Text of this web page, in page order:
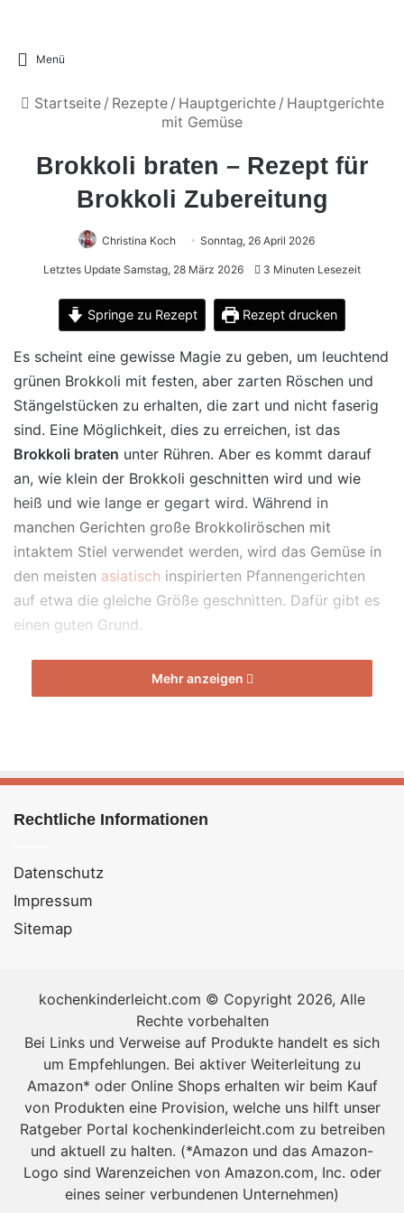
Menü
Startseite / Rezepte / Hauptgerichte / Hauptgerichte
mit Gemüse
Brokkoli braten – Rezept für
Brokkoli Zubereitung
Christina Koch Sonntag, 26 April 2026
Letztes Update Samstag, 28 März 2026 3 Minuten Lesezeit
Springe zu Rezept Rezept drucken
Es scheint eine gewisse Magie zu geben, um leuchtend
grünen Brokkoli mit festen, aber zarten Röschen und
Stängelstücken zu erhalten, die zart und nicht faserig
sind. Eine Möglichkeit, dies zu erreichen, ist das
Brokkoli braten unter Rühren. Aber es kommt darauf
an, wie klein der Brokkoli geschnitten wird und wie
heiß und wie lange er gegart wird. Während in
manchen Gerichten große Brokkoliröschen mit
intaktem Stiel verwendet werden, wird das Gemüse in
den meisten asiatisch inspirierten Pfannengerichten
auf etwa die gleiche Größe geschnitten. Dafür gibt es
einen guten Grund.
Zubereitung des Brokkolis
Wie bei allen Rezepten ist es wichtig, zuerst alles
langsamsten garen. Wenn Sie frischen Brokkoli
verwenden, schneiden Sie die Röschen von den Stielen
ab, und hacken Sie die großen Röschen weiter, so dass
sie die Größe der kleineren Röschen haben. Schälen
Sie die Stiele und schneiden Sie sie in ca. 1/4-Zoll
große Stücke. Wichtig ist, dass die Größe gleichmäßig
ausfällt. Die Stiele kommen vor den Röschen in die
Pfanne, da sie länger brauchen, um zu garen.
Mehr anzeigen
Rechtliche Informationen
Datenschutz
Impressum
Sitemap
kochenkinderleicht.com © Copyright 2026, Alle
Rechte vorbehalten
Bei Links und Verweise auf Produkte handelt es sich
um Empfehlungen. Bei aktiver Weiterleitung zu
Amazon* oder Online Shops erhalten wir beim Kauf
von Produkten eine Provision, welche uns hilft unser
Ratgeber Portal kochenkinderleicht.com zu betreiben
und aktuell zu halten. (*Amazon und das Amazon-
Logo sind Warenzeichen von Amazon.com, Inc. oder
eines seiner verbundenen Unternehmen)